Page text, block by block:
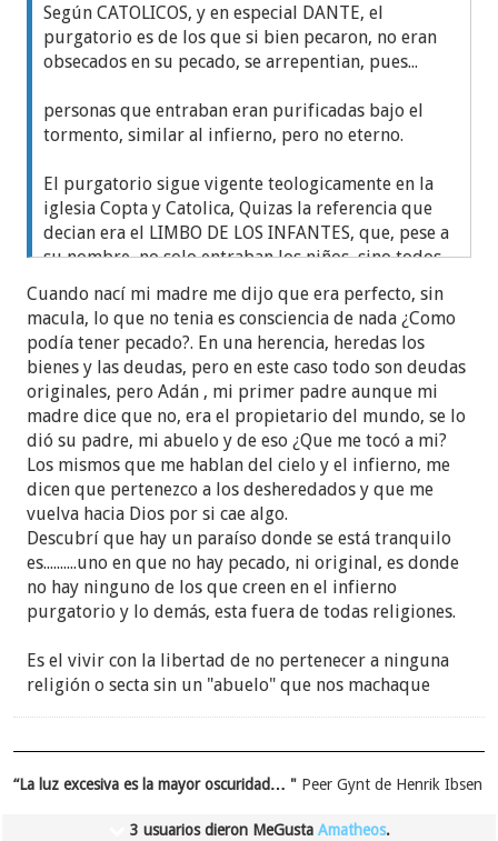
Según CATOLICOS, y en especial DANTE, el
purgatorio es de los que si bien pecaron, no eran
obsecados en su pecado, se arrepentian, pues...
personas que entraban eran purificadas bajo el
tormento, similar al infierno, pero no eterno.
El purgatorio sigue vigente teologicamente en la
iglesia Copta y Catolica, Quizas la referencia que
decian era el LIMBO DE LOS INFANTES, que, pese a
su nombre, no solo entraban los niños, sino todos
aquellos que murieron sin poder ser bautizados,
tanto por morir muy jovenes como por morir antes
de la venida de Jesucristo(sin albur), y solo esperan
el bautismo para eliminar "la macula de adan", o
pecado original.
Cuando nací mi madre me dijo que era perfecto, sin
macula, lo que no tenia es consciencia de nada ¿Como
podía tener pecado?. En una herencia, heredas los
bienes y las deudas, pero en este caso todo son deudas
originales, pero Adán , mi primer padre aunque mi
madre dice que no, era el propietario del mundo, se lo
dió su padre, mi abuelo y de eso ¿Que me tocó a mi?
Los mismos que me hablan del cielo y el infierno, me
dicen que pertenezco a los desheredados y que me
vuelva hacia Dios por si cae algo.
Descubrí que hay un paraíso donde se está tranquilo
es..........uno en que no hay pecado, ni original, es donde
no hay ninguno de los que creen en el infierno
purgatorio y lo demás, esta fuera de todas religiones.
Es el vivir con la libertad de no pertenecer a ninguna
religión o secta sin un "abuelo" que nos machaque
“La luz excesiva es la mayor oscuridad… " Peer Gynt de Henrik Ibsen
3 usuarios dieron MeGusta Amatheos.